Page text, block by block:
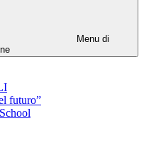
Menu di
futuro”